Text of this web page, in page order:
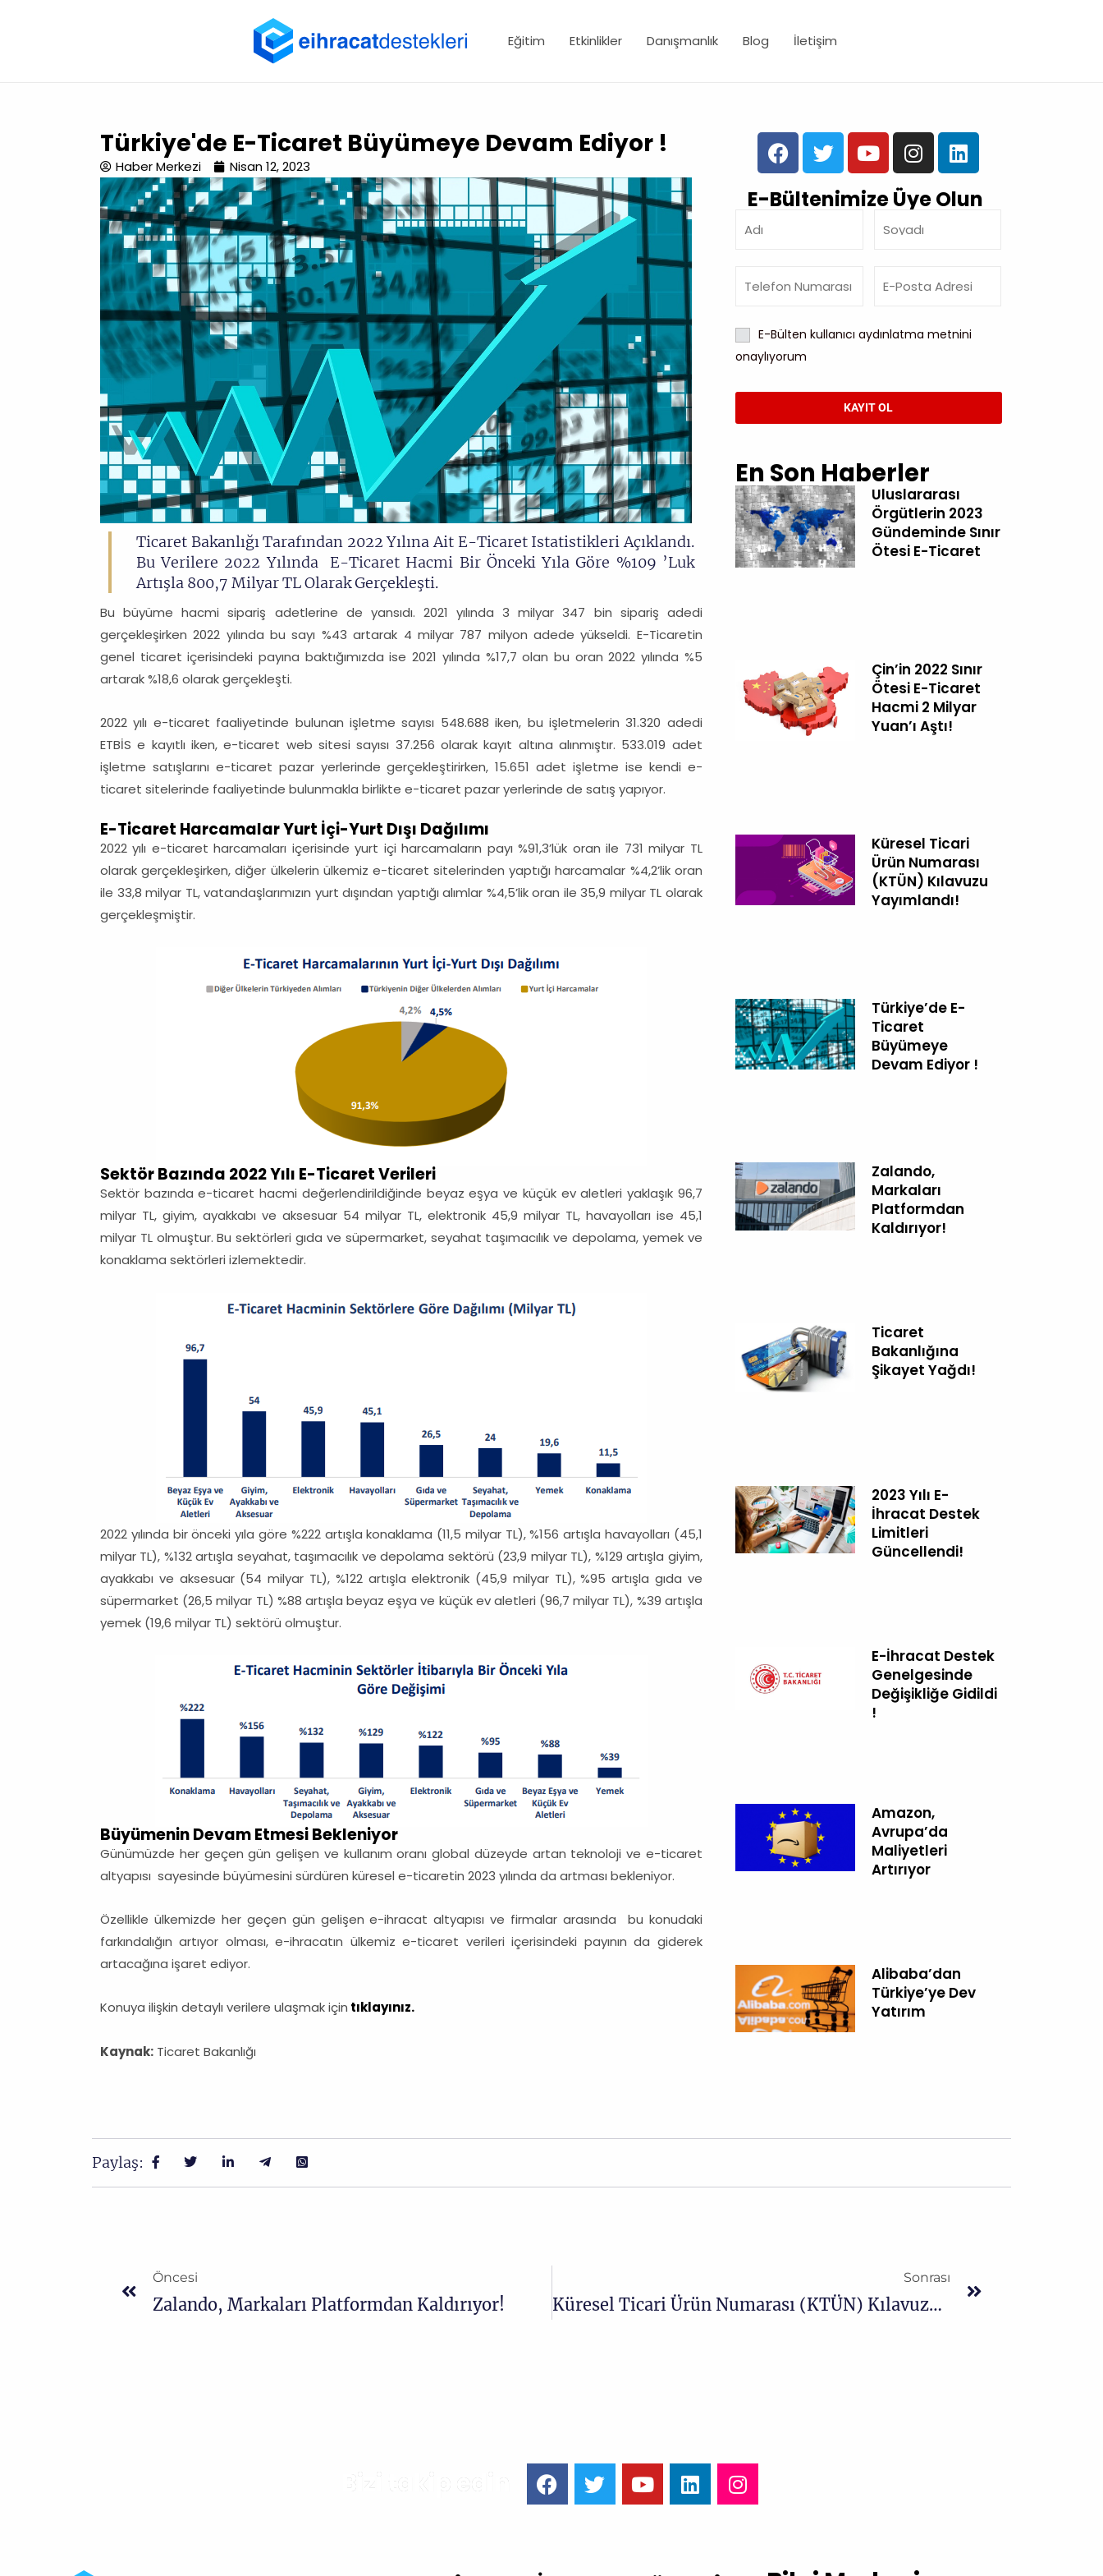
Eğitim Etkinlikler Danışmanlık Blog İletişim
Türkiye'de E-Ticaret Büyümeye Devam Ediyor !
Haber Merkezi Nisan 12, 2023
Ticaret Bakanlığı Tarafından 2022 Yılına Ait E-Ticaret Istatistikleri Açıklandı.
Bu Verilere 2022 Yılında E-Ticaret Hacmi Bir Önceki Yıla Göre %109 ’luk
Artışla 800,7 Milyar TL Olarak Gerçekleşti.
Bu büyüme hacmi sipariş adetlerine de yansıdı. 2021 yılında 3 milyar 347 bin sipariş adedi
gerçekleşirken 2022 yılında bu sayı %43 artarak 4 milyar 787 milyon adede yükseldi. E-Ticaretin
genel ticaret içerisindeki payına baktığımızda ise 2021 yılında %17,7 olan bu oran 2022 yılında %5
artarak %18,6 olarak gerçekleşti.
2022 yılı e-ticaret faaliyetinde bulunan işletme sayısı 548.688 iken, bu işletmelerin 31.320 adedi
ETBİS e kayıtlı iken, e-ticaret web sitesi sayısı 37.256 olarak kayıt altına alınmıştır. 533.019 adet
işletme satışlarını e-ticaret pazar yerlerinde gerçekleştirirken, 15.651 adet işletme ise kendi e-
ticaret sitelerinde faaliyetinde bulunmakla birlikte e-ticaret pazar yerlerinde de satış yapıyor.
E-Ticaret Harcamalar Yurt İçi-Yurt Dışı Dağılımı
2022 yılı e-ticaret harcamaları içerisinde yurt içi harcamaların payı %91,3’lük oran ile 731 milyar TL
olarak gerçekleşirken, diğer ülkelerin ülkemiz e-ticaret sitelerinden yaptığı harcamalar %4,2’lik oran
ile 33,8 milyar TL, vatandaşlarımızın yurt dışından yaptığı alımlar %4,5’lik oran ile 35,9 milyar TL olarak
gerçekleşmiştir.
Sektör Bazında 2022 Yılı E-Ticaret Verileri
Sektör bazında e-ticaret hacmi değerlendirildiğinde beyaz eşya ve küçük ev aletleri yaklaşık 96,7
milyar TL, giyim, ayakkabı ve aksesuar 54 milyar TL, elektronik 45,9 milyar TL, havayolları ise 45,1
milyar TL olmuştur. Bu sektörleri gıda ve süpermarket, seyahat taşımacılık ve depolama, yemek ve
konaklama sektörleri izlemektedir.
2022 yılında bir önceki yıla göre %222 artışla konaklama (11,5 milyar TL), %156 artışla havayolları (45,1
milyar TL), %132 artışla seyahat, taşımacılık ve depolama sektörü (23,9 milyar TL), %129 artışla giyim,
ayakkabı ve aksesuar (54 milyar TL), %122 artışla elektronik (45,9 milyar TL), %95 artışla gıda ve
süpermarket (26,5 milyar TL) %88 artışla beyaz eşya ve küçük ev aletleri (96,7 milyar TL), %39 artışla
yemek (19,6 milyar TL) sektörü olmuştur.
Büyümenin Devam Etmesi Bekleniyor
Günümüzde her geçen gün gelişen ve kullanım oranı global düzeyde artan teknoloji ve e-ticaret
altyapısı sayesinde büyümesini sürdüren küresel e-ticaretin 2023 yılında da artması bekleniyor.
Özellikle ülkemizde her geçen gün gelişen e-ihracat altyapısı ve firmalar arasında bu konudaki
farkındalığın artıyor olması, e-ihracatın ülkemiz e-ticaret verileri içerisindeki payının da giderek
artacağına işaret ediyor.
Konuya ilişkin detaylı verilere ulaşmak için tıklayınız.
Kaynak: Ticaret Bakanlığı
E-Bültenimize Üye Olun
E-Bülten kullanıcı aydınlatma metnini
onaylıyorum
KAYIT OL
En Son Haberler
Uluslararası
Örgütlerin 2023
Gündeminde Sınır
Ötesi E-Ticaret
Çin’in 2022 Sınır
Ötesi E-Ticaret
Hacmi 2 Milyar
Yuan’ı Aştı!
Küresel Ticari
Ürün Numarası
(KTÜN) Kılavuzu
Yayımlandı!
Türkiye’de E-
Ticaret
Büyümeye
Devam Ediyor !
Zalando,
Markaları
Platformdan
Kaldırıyor!
Ticaret
Bakanlığına
Şikayet Yağdı!
2023 Yılı E-
İhracat Destek
Limitleri
Güncellendi!
E-İhracat Destek
Genelgesinde
Değişikliğe Gidildi
!
Amazon,
Avrupa’da
Maliyetleri
Artırıyor
Alibaba’dan
Türkiye’ye Dev
Yatırım
Paylaş:
Öncesi
Zalando, Markaları Platformdan Kaldırıyor!
Sonrası
Küresel Ticari Ürün Numarası (KTÜN) Kılavuzu Yayımlandı!